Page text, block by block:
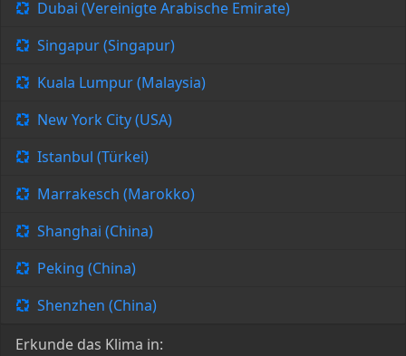
Dubai (Vereinigte Arabische Emirate)
Singapur (Singapur)
Kuala Lumpur (Malaysia)
New York City (USA)
Istanbul (Türkei)
Marrakesch (Marokko)
Shanghai (China)
Peking (China)
Shenzhen (China)
Erkunde das Klima in: